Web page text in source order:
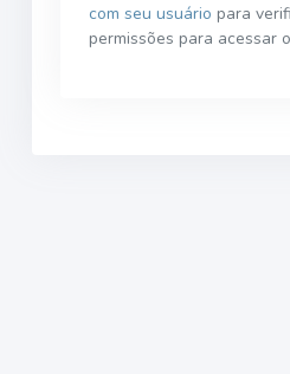
com seu usuário para
permissões para acessar